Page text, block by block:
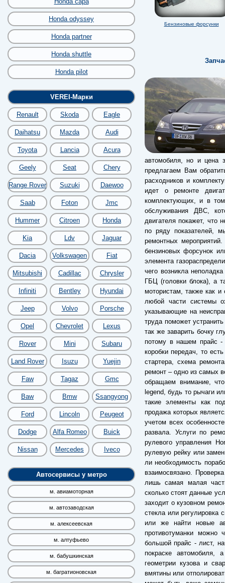
Honda odyssey
Honda partner
Honda shuttle
Honda pilot
VEREI-Марки
Renault Skoda Eagle
Daihatsu Mazda Audi
Toyota Lancia Acura
Geely Seat Chery
Range Rover Suzuki Daewoo
Saab Foton Jmc
Hummer Citroen Honda
Kia Ldv Jaguar
Dacia Volkswagen Fiat
Mitsubishi Cadillac Chrysler
Infiniti Bentley Hyundai
Jeep Volvo Porsche
Opel Chevrolet Lexus
Rover Mini Subaru
Land Rover Isuzu Yuejin
Faw Tagaz Gmc
Baw Bmw Ssangyong
Ford Lincoln Peugeot
Dodge Alfa Romeo Buick
Nissan Mercedes Iveco
Автосервисы у метро
м. авиамоторная
м. автозаводская
м. алексеевская
м. алтуфьево
м. бабушкинская
м. багратионовская
Бензиновые форсунки
автомобиля, но и цена
предлагаем Вам
расходников и
идет о ремонте
комплектующих, и в том
обслуживания ДВС,
двигателя покажет, что
по ряду показателей,
ремонтных
бензиновых форсунок
элемента
чего возникла
ГБЦ (головки блока), а
мотористам, также как
любой части системы
указывающие на
труда поможет
так же заварить бочку
потому в нашем прайс
коробки передач, то
стартера, схема
ремонт – одно из самых
обращаем внимание,
legend, будь то рычаги
такие элементы как
продажа которых
учетом всех
развала. Услуги по
рулевого управления
рулевую рейку или
ли необходимость
взаимосвязано.
лишь самая малая
сколько стоят данные
заходит о кузовном
стекла или регулировка
или же найти новые
противотуманки можно
большой прайс - лист,
покраске автомобиля,
геометрии кузова и
вмятины или